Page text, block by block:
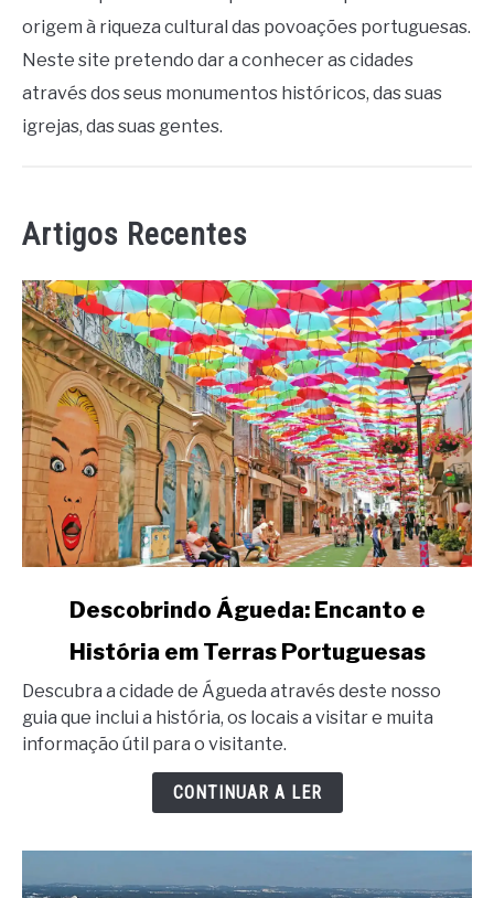
origem à riqueza cultural das povoações portuguesas.
Neste site pretendo dar a conhecer as cidades
através dos seus monumentos históricos, das suas
igrejas, das suas gentes.
Artigos Recentes
Descobrindo
Águeda:
Encanto
e
Descobrindo Águeda: Encanto e
História em Terras Portuguesas
Descubra a cidade de Águeda através deste nosso
guia que inclui a história, os locais a visitar e muita
informação útil para o visitante.
CONTINUAR A LER